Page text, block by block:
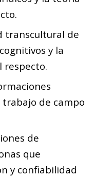
transcultural de
y la
respecto.
de campo
de
que
y confiabilidad